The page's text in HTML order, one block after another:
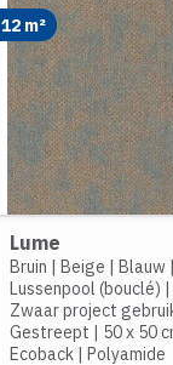
12 m²
Lume
Bruin | Beige | Blauw|
Lussenpool (bouclé) |
Zwaar project
Gestreept | 50 x 50
Ecoback| Polyamide